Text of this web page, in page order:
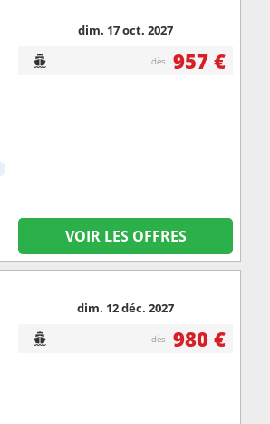
dim. 17 oct. 2027
dès 957 €
VOIR LES OFFRES
dim. 12 déc. 2027
dès 980 €